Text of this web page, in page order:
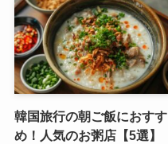
韓国旅行の朝ご飯におすす
め！人気のお粥店【5選】